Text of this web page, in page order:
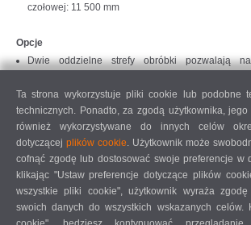
czołowej: 11 500 mm
Opcje
Dwie oddzielne strefy obróbki pozwalają
dodatkowo skaner laserowy po stronie
maksymalne bezpieczeństwo.
Program taktowania ze specjalnym
przenośnikiem taśmowym
Automatyczny pomiar długości profilu
Frezarskie głowice kątowe
Wrzeciona szybkoobrotowe
Wrzeciona wolnoobrotowe
Ta strona wykorzystuje pliki cookie lub podobne
technicznych. Ponadto, za zgodą użytkownika,
również wykorzystywane do innych celów
dotyczącej plików cookie. Użytkownik może
cofnąć zgodę lub dostosować swoje preferencje w
klikając "Ustaw preferencje dotyczące plików
wszystkie pliki cookie", użytkownik wyraża zgodę
swoich danych do wszystkich wskazanych celów.